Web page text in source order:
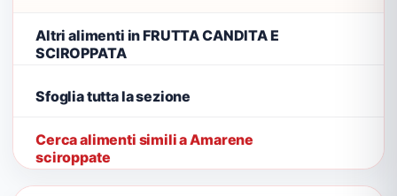
Altri alimenti in FRUTTA CANDITA E
SCIROPPATA
Sfoglia tutta la sezione
Cerca alimenti simili a Amarene
sciroppate